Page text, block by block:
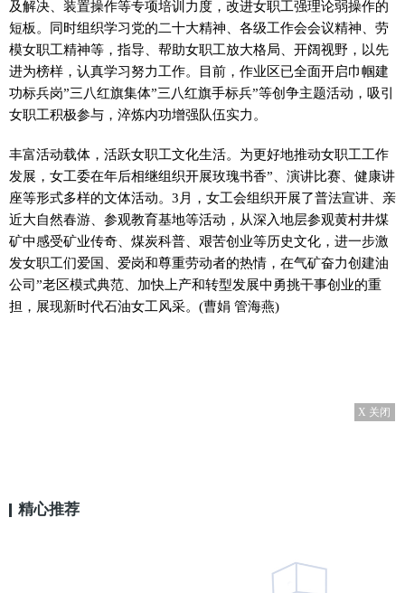
及解决、装置操作等专项培训力度，改进女职工强理论弱操作的
短板。同时组织学习党的二十大精神、各级工作会会议精神、劳
模女职工精神等，指导、帮助女职工放大格局、开阔视野，以先
进为榜样，认真学习努力工作。目前，作业区已全面开启巾帼建
功标兵岗”三八红旗集体”三八红旗手标兵”等创争主题活动，吸引
女职工积极参与，淬炼内功增强队伍实力。
丰富活动载体，活跃女职工文化生活。为更好地推动女职工工作
发展，女工委在年后相继组织开展玫瑰书香”、演讲比赛、健康讲
座等形式多样的文体活动。3月，女工会组织开展了普法宣讲、亲
近大自然春游、参观教育基地等活动，从深入地层参观黄村井煤
矿中感受矿业传奇、煤炭科普、艰苦创业等历史文化，进一步激
发女职工们爱国、爱岗和尊重劳动者的热情，在气矿奋力创建油
公司”老区模式典范、加快上产和转型发展中勇挑干事创业的重
担，展现新时代石油女工风采。(曹娟 管海燕)
X 关闭
精心推荐